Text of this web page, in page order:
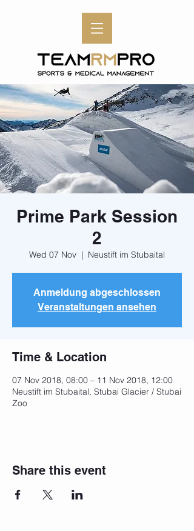
Prime Park Session
2
Wed 07 Nov
  |
Neustift im Stubaital
Anmeldung abgeschlossen
Veranstaltungen ansehen
Time & Location
07 Nov 2018, 08:00 – 11 Nov 2018, 12:00
Neustift im Stubaital, Stubai Glacier / Stubai
Zoo
Share this event